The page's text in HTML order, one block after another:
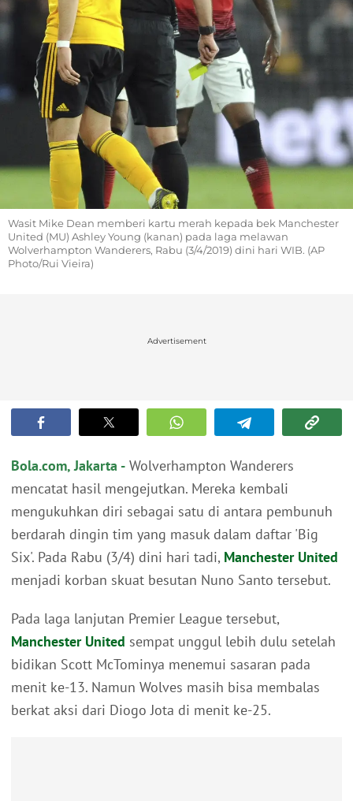
Wasit Mike Dean memberi kartu merah kepada bek Manchester
United (MU) Ashley Young (kanan) pada laga melawan
Wolverhampton Wanderers, Rabu (3/4/2019) dini hari WIB. (AP
Photo/Rui Vieira)
Advertisement
Bola.com, Jakarta - Wolverhampton Wanderers
mencatat hasil mengejutkan. Mereka kembali
mengukuhkan diri sebagai satu di antara pembunuh
berdarah dingin tim yang masuk dalam daftar 'Big
Six'. Pada Rabu (3/4) dini hari tadi, Manchester United
menjadi korban skuat besutan Nuno Santo tersebut.
Pada laga lanjutan Premier League tersebut,
Manchester United sempat unggul lebih dulu setelah
bidikan Scott McTominya menemui sasaran pada
menit ke-13. Namun Wolves masih bisa membalas
berkat aksi dari Diogo Jota di menit ke-25.